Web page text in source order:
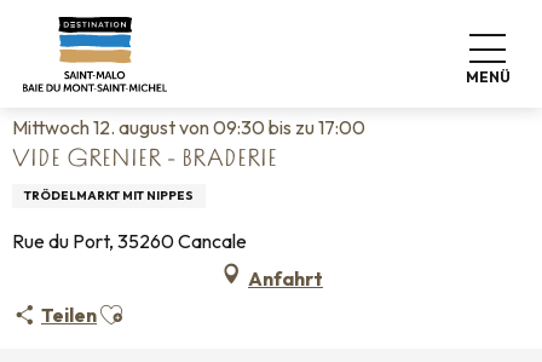
contenu
MENÜ
Startseite
Veranstaltungskalender
Vide grenier - Braderie
Mittwoch 12. august von 09:30 bis zu 17:00
VIDE GRENIER - BRADERIE
TRÖDELMARKT MIT NIPPES
Rue du Port, 35260 Cancale
Anfahrt
TeilenAjouter aux favoris